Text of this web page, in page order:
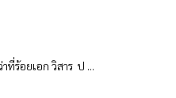
ที่ร้อยเอก วิสาร ป ...